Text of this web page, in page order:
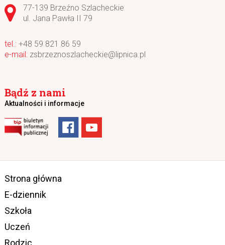
Adres pocztowy:
77-139 Brzeźno Szlacheckie
ul. Jana Pawła II 79
+48 59 821 86 59
zsbrzeznoszlacheckie@lipnica.pl
Bądź z nami
Aktualności i informacje
Strona główna
E-dziennik
Szkoła
Uczeń